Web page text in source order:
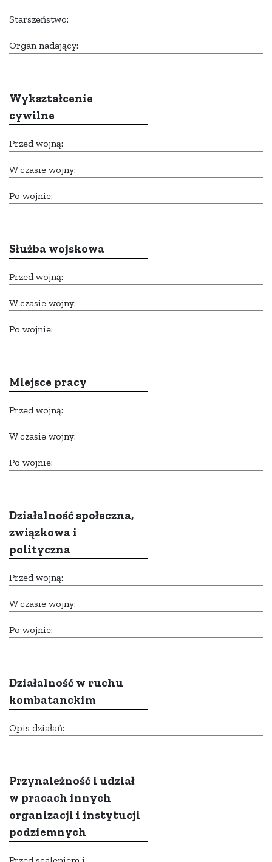
Starszeństwo:
Organ nadający:
Wykształcenie
cywilne
Przed wojną:
W czasie wojny:
Po wojnie:
Służba wojskowa
Przed wojną:
W czasie wojny:
Po wojnie:
Miejsce pracy
Przed wojną:
W czasie wojny:
Po wojnie:
Działalność społeczna,
związkowa i
polityczna
Przed wojną:
W czasie wojny:
Po wojnie:
Działalność w ruchu
kombatanckim
Opis działań:
Przynależność i udział
w pracach innych
organizacji i instytucji
podziemnych